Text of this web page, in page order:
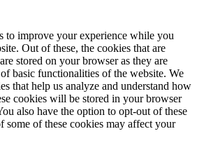
to improve your experience while you
Out of these, the cookies that are
stored on your browser as they are
basic functionalities of the website. We
that help us analyze and understand how
cookies will be stored in your browser
also have the option to opt-out of these
some of these cookies may affect your